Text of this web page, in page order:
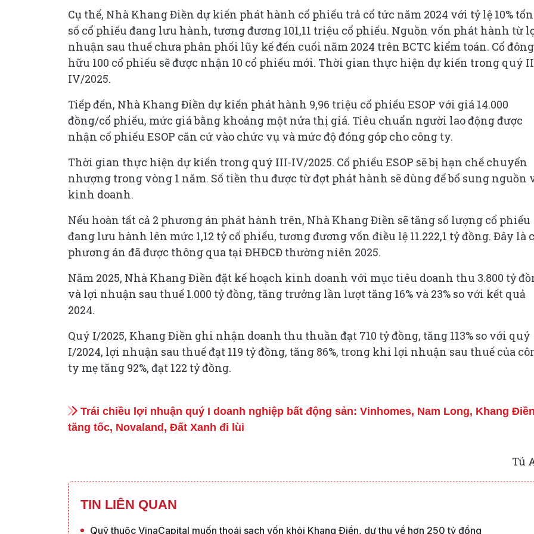
Cụ thể, Nhà Khang Điền dự kiến phát hành cổ phiếu trả cổ tức năm 2024 với tỷ lệ 10%
số cổ phiếu đang lưu hành, tương đương 101,11 triệu cổ phiếu. Nguồn vốn phát hành từ
nhuận sau thuế chưa phân phối lũy kế đến cuối năm 2024 trên BCTC kiểm toán. Cổ
hữu 100 cổ phiếu sẽ được nhận 10 cổ phiếu mới. Thời gian thực hiện dự kiến trong quý
IV/2025.
Tiếp đến, Nhà Khang Điền dự kiến phát hành 9,96 triệu cổ phiếu ESOP với giá 14.000
đồng/cổ phiếu, mức giá bằng khoảng một nửa thị giá. Tiêu chuẩn người lao động được
nhận cổ phiếu ESOP căn cứ vào chức vụ và mức độ đóng góp cho công ty.
Thời gian thực hiện dự kiến trong quý III-IV/2025. Cổ phiếu ESOP sẽ bị hạn chế chuyển
nhượng trong vòng 1 năm. Số tiền thu được từ đợt phát hành sẽ dùng để bổ sung nguồn
kinh doanh.
Nếu hoàn tất cả 2 phương án phát hành trên, Nhà Khang Điền sẽ tăng số lượng cổ phiếu
đang lưu hành lên mức 1,12 tỷ cổ phiếu, tương đương vốn điều lệ 11.222,1 tỷ đồng. Đây là
phương án đã được thông qua tại ĐHĐCĐ thường niên 2025.
Năm 2025, Nhà Khang Điền đặt kế hoạch kinh doanh với mục tiêu doanh thu 3.800 tỷ
và lợi nhuận sau thuế 1.000 tỷ đồng, tăng trưởng lần lượt tăng 16% và 23% so với kết quả
2024.
Quý I/2025, Khang Điền ghi nhận doanh thu thuần đạt 710 tỷ đồng, tăng 113% so với quý
I/2024, lợi nhuận sau thuế đạt 119 tỷ đồng, tăng 86%, trong khi lợi nhuận sau thuế của
ty mẹ tăng 92%, đạt 122 tỷ đồng.
Trái chiều lợi nhuận quý I doanh nghiệp bất động sản: Vinhomes, Nam Long, Khang Điền
tăng tốc, Novaland, Đất Xanh đi lùi
Tú
TIN LIÊN QUAN
Quỹ thuộc VinaCapital muốn thoái sạch vốn khỏi Khang Điền, dự thu về hơn 250 tỷ đồng